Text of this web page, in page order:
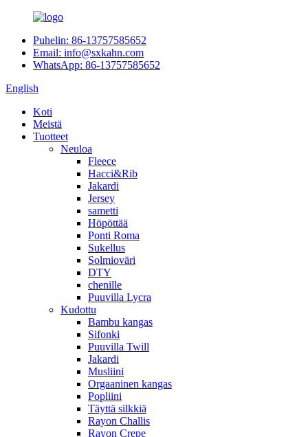
Puhelin: 86-13757585652
Email: info@sxkahn.com
WhatsApp: 86-13757585652
English
Koti
Meistä
Tuotteet
Neuloa
Fleece
Hacci&Rib
Jakardi
Jersey
sametti
Höpöttää
Ponti Roma
Sukellus
Solmioväri
DTY
chenille
Puuvilla Lycra
Kudottu
Bambu kangas
Sifonki
Puuvilla Twill
Jakardi
Musliini
Orgaaninen kangas
Popliini
Täyttä silkkiä
Rayon Challis
Rayon Crepe